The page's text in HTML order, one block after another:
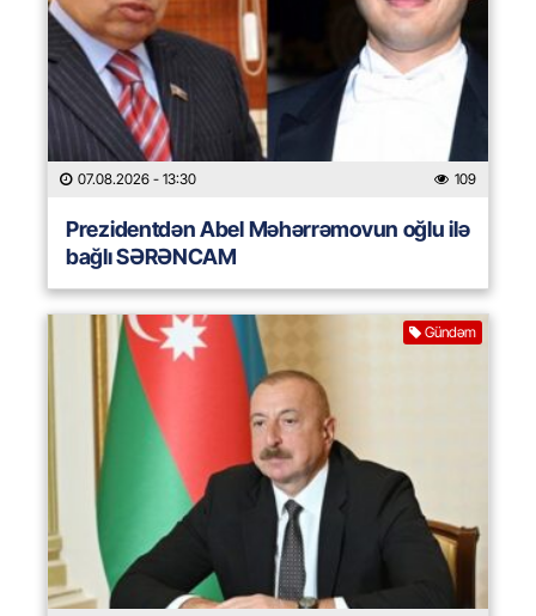
07.08.2026 - 13:30 109
Prezidentdən Abel Məhərrəmovun oğlu ilə
bağlı SƏRƏNCAM
Gündəm